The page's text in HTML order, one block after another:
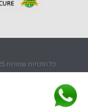
כל הזכויות שמורות 2025 © מדיסקופ - הדרכה ושירותי רפואה